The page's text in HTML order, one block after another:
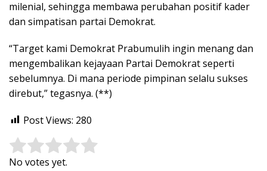
milenial, sehingga membawa perubahan positif kader
dan simpatisan partai Demokrat.
“Target kami Demokrat Prabumulih ingin menang dan
mengembalikan kejayaan Partai Demokrat seperti
sebelumnya. Di mana periode pimpinan selalu sukses
direbut,” tegasnya. (**)
Post Views: 280
Rate this item:
No votes yet.